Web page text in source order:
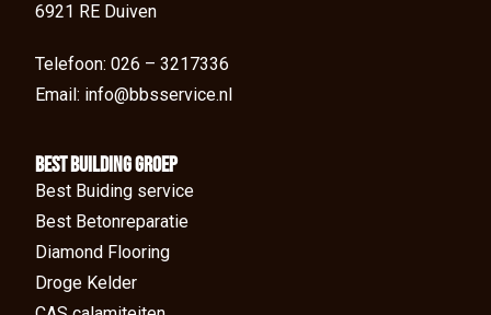
6921 RE Duiven
Telefoon: 026 – 3217336
Email: info@bbsservice.nl
BEst Building groep
Best Buiding service
Best Betonreparatie
Diamond Flooring
Droge Kelder